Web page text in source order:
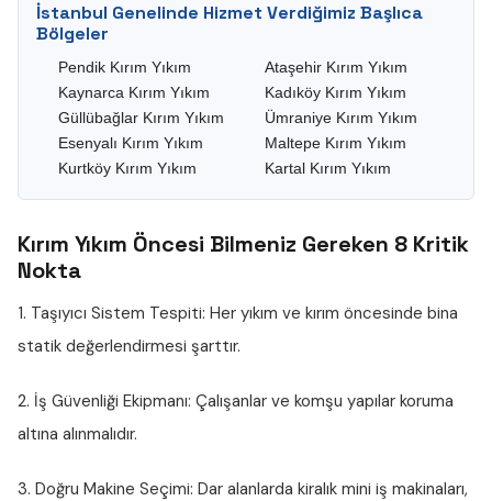
İstanbul Genelinde Hizmet Verdiğimiz Başlıca
Bölgeler
Pendik Kırım Yıkım
Kaynarca Kırım Yıkım
Güllübağlar Kırım Yıkım
Esenyalı Kırım Yıkım
Kurtköy Kırım Yıkım
Ataşehir Kırım Yıkım
Kadıköy Kırım Yıkım
Ümraniye Kırım Yıkım
Maltepe Kırım Yıkım
Kartal Kırım Yıkım
Kırım Yıkım Öncesi Bilmeniz Gereken 8 Kritik
Nokta
1. Taşıyıcı Sistem Tespiti: Her yıkım ve kırım öncesinde bina
statik değerlendirmesi şarttır.
2. İş Güvenliği Ekipmanı: Çalışanlar ve komşu yapılar koruma
altına alınmalıdır.
3. Doğru Makine Seçimi: Dar alanlarda kiralık mini iş makinaları,